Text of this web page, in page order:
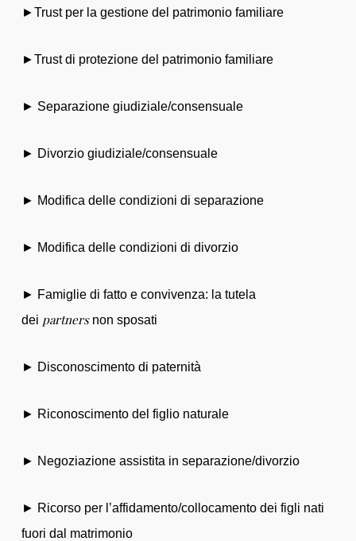
►Trust per la gestione del patrimonio familiare
►Trust di protezione del patrimonio familiare
► Separazione giudiziale/consensuale
► Divorzio giudiziale/consensuale
► Modifica delle condizioni di separazione
► Modifica delle condizioni di divorzio
► Famiglie di fatto e convivenza: la tutela
dei partnersnon sposati
► Disconoscimento di paternità
► Riconoscimento del figlio naturale
► Negoziazione assistita in separazione/divorzio
► Ricorso per l’affidamento/collocamento dei figli nati
fuori dal matrimonio